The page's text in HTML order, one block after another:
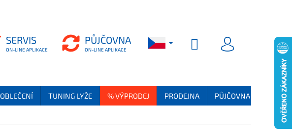
SERVIS
SERVIS PŮJČOVNA
PŮJČOVNA NÁKUPNÍ KOŠÍKPŘIHLÁSIT SE
OBLEČENÍ TUNING LYŽE % VÝPRODEJ PRODEJNA PŮJČOVNA SKI